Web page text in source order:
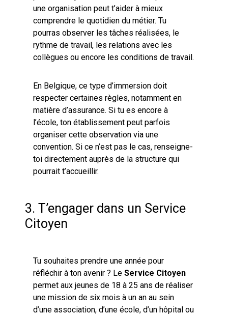
une organisation peut t’aider à mieux
comprendre le quotidien du métier. Tu
pourras observer les tâches réalisées, le
rythme de travail, les relations avec les
collègues ou encore les conditions de travail.
En Belgique, ce type d’immersion doit
respecter certaines règles, notamment en
matière d’assurance. Si tu es encore à
l’école, ton établissement peut parfois
organiser cette observation via une
convention. Si ce n’est pas le cas, renseigne-
toi directement auprès de la structure qui
pourrait t’accueillir.
3. T’engager dans un Service
Citoyen
Tu souhaites prendre une année pour
réfléchir à ton avenir ? LeService Citoyen
permet aux jeunes de 18 à 25 ans de réaliser
une mission de six mois à un an au sein
d’une association, d’une école, d’un hôpital ou